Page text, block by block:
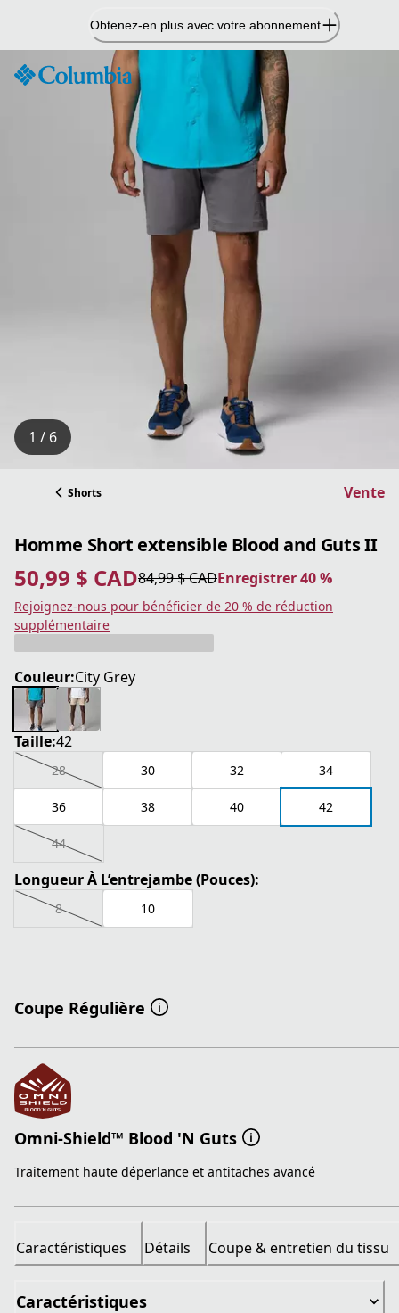
contenu
Obtenez-en plus avec votre abonnement
1 / 6
Shorts Vente
Homme Short extensible Blood and Guts II
50,99 $ CAD
prix actuel 50,99 $ CAD84,99 $ CAD
prix original 84,99 $ CAD Enregistrer 40 %
Enregistrer 40 %
Rejoignez-nous pour bénéficier de 20 % de réduction
supplémentaire
Couleur:City Grey
Taille:42
28 30 32 34
36 38 40 42
44
Longueur À L’entrejambe (Pouces):
8 10
Coupe Régulière
Omni-Shield™ Blood 'N Guts
Traitement haute déperlance et antitaches avancé
Caractéristiques Détails Coupe & entretien du tissu
Caractéristiques